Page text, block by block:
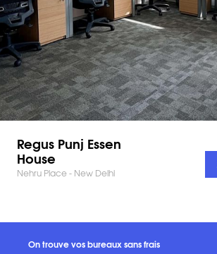
Regus Punj Essen
House
Nehru Place - New Delhi
On trouve vos bureaux sans frais